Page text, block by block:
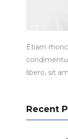
Etiam
libero, sit
Recent